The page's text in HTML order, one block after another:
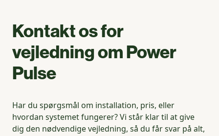
Kontakt os for
vejledning om Power
Pulse
Har du spørgsmål om installation, pris, eller
hvordan systemet fungerer? Vi står klar til at give
dig den nødvendige vejledning, så du får svar på alt,